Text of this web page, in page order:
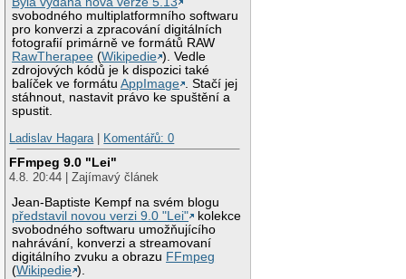
svobodného multiplatformního softwaru
pro konverzi a zpracování digitálních
fotografií primárně ve formátů RAW
RawTherapee (Wikipedie ). Vedle
zdrojových kódů je k dispozici také
balíček ve formátuAppImage . Stačí jej
stáhnout, nastavit právo ke spuštění a
spustit.
Ladislav Hagara| Komentářů: 0
FFmpeg 9.0 "Lei"
4.8. 20:44 | Zajímavý článek
Jean-Baptiste Kempf na svém blogu
představil novou verzi 9.0 "Lei"
kolekce
svobodného softwaru umožňujícího
nahrávání, konverzi a streamovaní
digitálního zvuku a obrazu FFmpeg
(Wikipedie ).